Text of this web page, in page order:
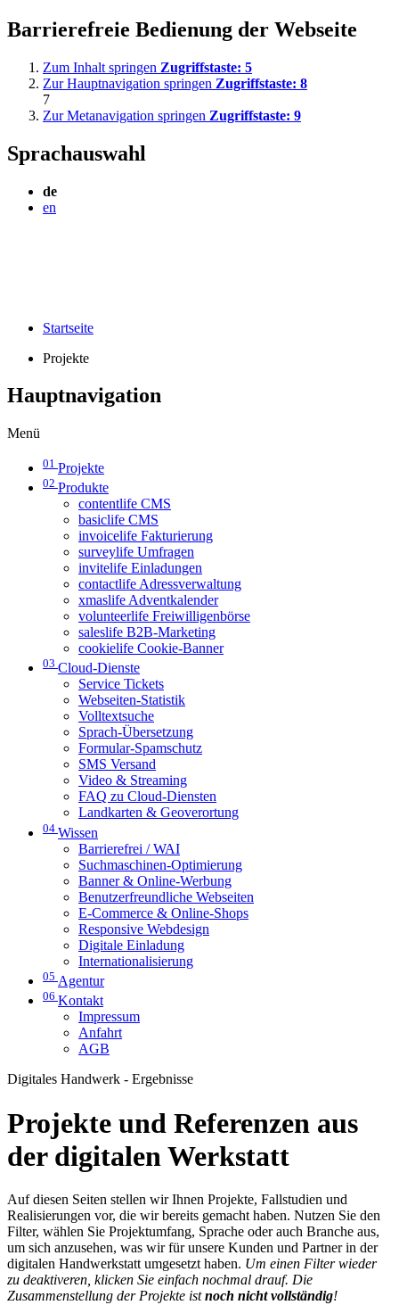
Barrierefreie Bedienung der Webseite
Zum Inhalt springen Zugriffstaste: 5
Zur Hauptnavigation springen Zugriffstaste: 8
7
Zur Metanavigation springen Zugriffstaste: 9
Sprachauswahl
de
en
Startseite
Projekte
Hauptnavigation
Menü
01 Projekte
02 Produkte
contentlife CMS
basiclife CMS
invoicelife Fakturierung
surveylife Umfragen
invitelife Einladungen
contactlife Adressverwaltung
xmaslife Adventkalender
volunteerlife Freiwilligenbörse
saleslife B2B-Marketing
cookielife Cookie-Banner
03 Cloud-Dienste
Service Tickets
Webseiten-Statistik
Volltextsuche
Sprach-Übersetzung
Formular-Spamschutz
SMS Versand
Video & Streaming
FAQ zu Cloud-Diensten
Landkarten & Geoverortung
04 Wissen
Barrierefrei / WAI
Suchmaschinen-Optimierung
Banner & Online-Werbung
Benutzerfreundliche Webseiten
E-Commerce & Online-Shops
Responsive Webdesign
Digitale Einladung
Internationalisierung
05 Agentur
06 Kontakt
Impressum
Anfahrt
AGB
Digitales Handwerk - Ergebnisse
Projekte und Referenzen aus
der digitalen Werkstatt
Auf diesen Seiten stellen wir Ihnen Projekte, Fallstudien und
Realisierungen vor, die wir bereits gemacht haben. Nutzen Sie den
Filter, wählen Sie Projektumfang, Sprache oder auch Branche aus,
um sich anzusehen, was wir für unsere Kunden und Partner in der
digitalen Handwerkstatt umgesetzt haben. Um einen Filter wieder
zu deaktiveren, klicken Sie einfach nochmal drauf. Die
Zusammenstellung der Projekte istnoch nicht vollständig!